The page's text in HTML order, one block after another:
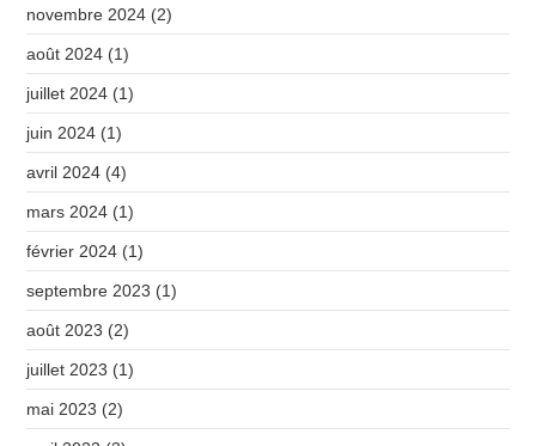
novembre 2024 (2)
août 2024 (1)
juillet 2024 (1)
juin 2024 (1)
avril 2024 (4)
mars 2024 (1)
février 2024 (1)
septembre 2023 (1)
août 2023 (2)
juillet 2023 (1)
mai 2023 (2)